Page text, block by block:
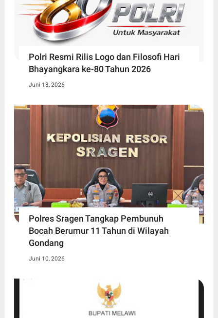
Polri Resmi Rilis Logo dan Filosofi Hari
Bhayangkara ke-80 Tahun 2026
Juni 13, 2026
Polres Sragen Tangkap Pembunuh
Bocah Berumur 11 Tahun di Wilayah
Gondang
Juni 10, 2026